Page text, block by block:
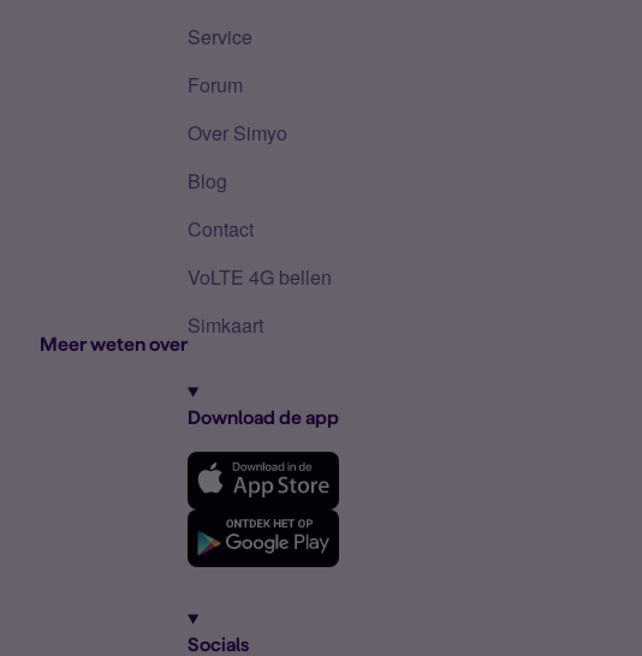
Meer weten over
Service
Forum
Over Simyo
Blog
Contact
VoLTE 4G bellen
Simkaart
Download de app
Socials